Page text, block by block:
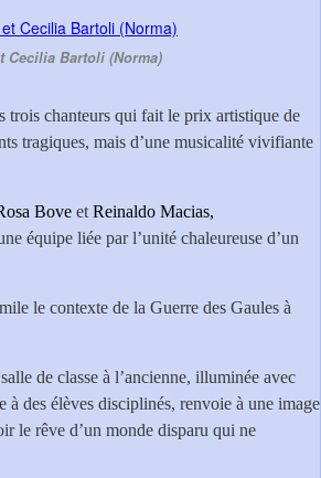
Cecilia Bartoli (Norma)
trois chanteurs qui fait le prix artistique de
tragiques, mais d’une musicalité vivifiante
Bove et Reinaldo Macias,
équipe liée par l’unité chaleureuse d’un
le contexte de la Guerre des Gaules à
de classe à l’ancienne, illuminée avec
à des élèves disciplinés, renvoie à une image
le rêve d’un monde disparu qui ne